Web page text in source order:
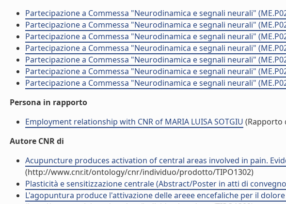
Partecipazione a Commessa "Neurodinamica e segnali neurali"
Partecipazione a Commessa "Neurodinamica e segnali neurali"
Partecipazione a Commessa "Neurodinamica e segnali neurali"
Partecipazione a Commessa "Neurodinamica e segnali neurali"
Partecipazione a Commessa "Neurodinamica e segnali neurali"
Partecipazione a Commessa "Neurodinamica e segnali neurali"
Partecipazione a Commessa "Neurodinamica e segnali neurali"
Persona in rapporto
Employment relationship with CNR of MARIA LUISA SOTGIU (Rapporto
Autore CNR di
Acupuncture produces activation of central areas involved in pain.
(http://www.cnr.it/ontology/cnr/individuo/prodotto/TIPO1302)
Plasticità e sensitizzazione centrale (Abstract/Poster in atti di
L'agopuntura produce l'attivazione delle areee encefaliche per il